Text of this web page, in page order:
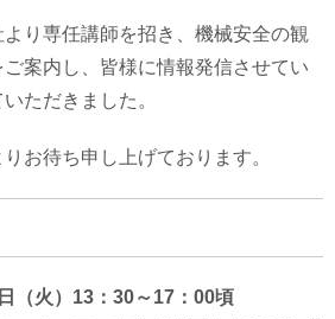
り専任講師を招き、機械安全の観
案内し、皆様に情報発信させてい
ただきました。
お待ち申し上げております。
（火）13：30～17：00頃